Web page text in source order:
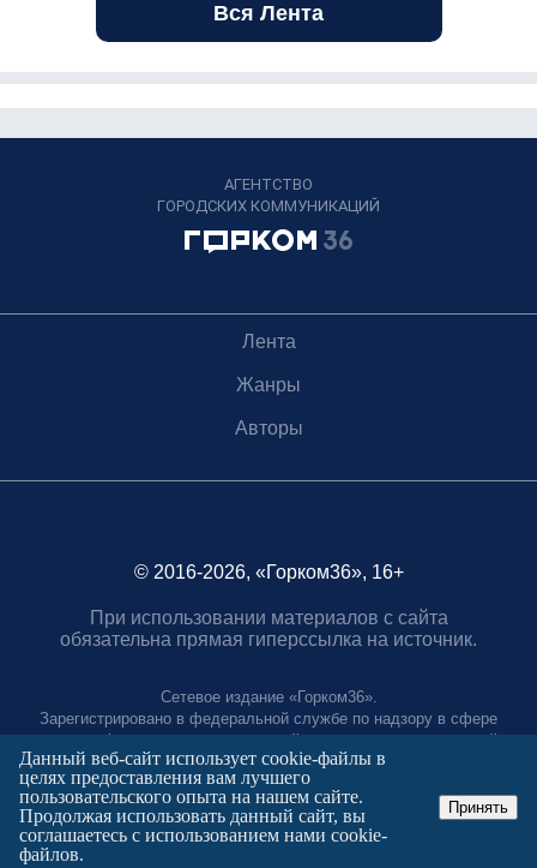
Вся Лента
АГЕНТСТВО
ГОРОДСКИХ КОММУНИКАЦИЙ
Лента
Жанры
Авторы
© 2016-2026, «Горком36», 16+
При использовании материалов с сайта
обязательна прямая гиперссылка на источник.
Сетевое издание «Горком36».
Зарегистрировано в федеральной службе по надзору в сфере
связи, информационных технологий и массовых коммуникаций.
Регистрационный номер ЭЛ № ФС77-88966 от 21 января 2025 г.
Учредитель: Муниципальное автономное учреждение "Агентство
городских коммуникаций"
Главный редактор:
Данный веб-сайт использует cookie-файлы в
целях предоставления вам лучшего
пользовательского опыта на нашем сайте.
Продолжая использовать данный сайт, вы
соглашаетесь с использованием нами cookie-
файлов.
Принять